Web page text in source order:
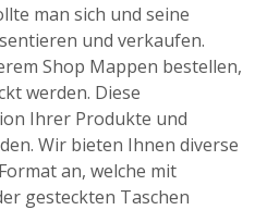
man sich und seine
und verkaufen.
Shop Mappen bestellen,
werden. Diese
Ihrer Produkte und
Wir bieten Ihnen diverse
an, welche mit
gesteckten Taschen